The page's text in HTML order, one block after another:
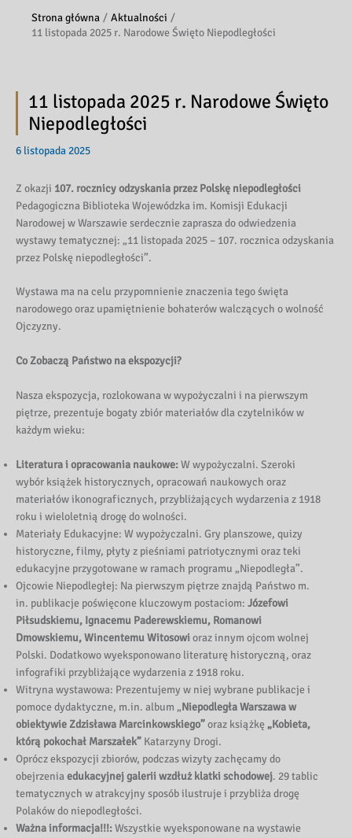
Strona główna
Aktualności
11 listopada 2025 r. Narodowe Święto Niepodległości
11 listopada 2025 r. Narodowe Święto
Niepodległości
6 listopada 2025
Z okazji 107. rocznicy odzyskania przez Polskę niepodległości
Pedagogiczna Biblioteka Wojewódzka im. Komisji Edukacji
Narodowej w Warszawie serdecznie zaprasza do odwiedzenia
wystawy tematycznej: „11 listopada 2025 – 107. rocznica odzyskania
przez Polskę niepodległości”.
Wystawa ma na celu przypomnienie znaczenia tego święta
narodowego oraz upamiętnienie bohaterów walczących o wolność
Ojczyzny.
Co Zobaczą Państwo na ekspozycji?
Nasza ekspozycja, rozlokowana w wypożyczalni i na pierwszym
piętrze, prezentuje bogaty zbiór materiałów dla czytelników w
każdym wieku:
Literatura i opracowania naukowe:W wypożyczalni. Szeroki
wybór książek historycznych, opracowań naukowych oraz
materiałów ikonograficznych, przybliżających wydarzenia z 1918
roku i wieloletnią drogę do wolności.
Materiały Edukacyjne: W wypożyczalni. Gry planszowe, quizy
historyczne, filmy, płyty z pieśniami patriotycznymi oraz teki
edukacyjne przygotowane w ramach programu „Niepodległa”.
Ojcowie Niepodległej: Na pierwszym piętrze znajdą Państwo m.
in. publikacje poświęcone kluczowym postaciom: Józefowi
Piłsudskiemu, Ignacemu Paderewskiemu, Romanowi
Dmowskiemu, Wincentemu Witosowi oraz innym ojcom wolnej
Polski. Dodatkowo wyeksponowano literaturę historyczną, oraz
infografiki przybliżające wydarzenia z 1918 roku.
Witryna wystawowa: Prezentujemy w niej wybrane publikacje i
pomoce dydaktyczne, m.in. album „Niepodległa Warszawa w
obiektywie Zdzisława Marcinkowskiego”oraz książkę „Kobieta,
którą pokochał Marszałek” Katarzyny Drogi.
Oprócz ekspozycji zbiorów, podczas wizyty zachęcamy do
obejrzeniaedukacyjnej galerii wzdłuż klatki schodowej. 29 tablic
tematycznych w atrakcyjny sposób ilustruje i przybliża drogę
Polaków do niepodległości.
Ważna informacja!!!:Wszystkie wyeksponowane na wystawie